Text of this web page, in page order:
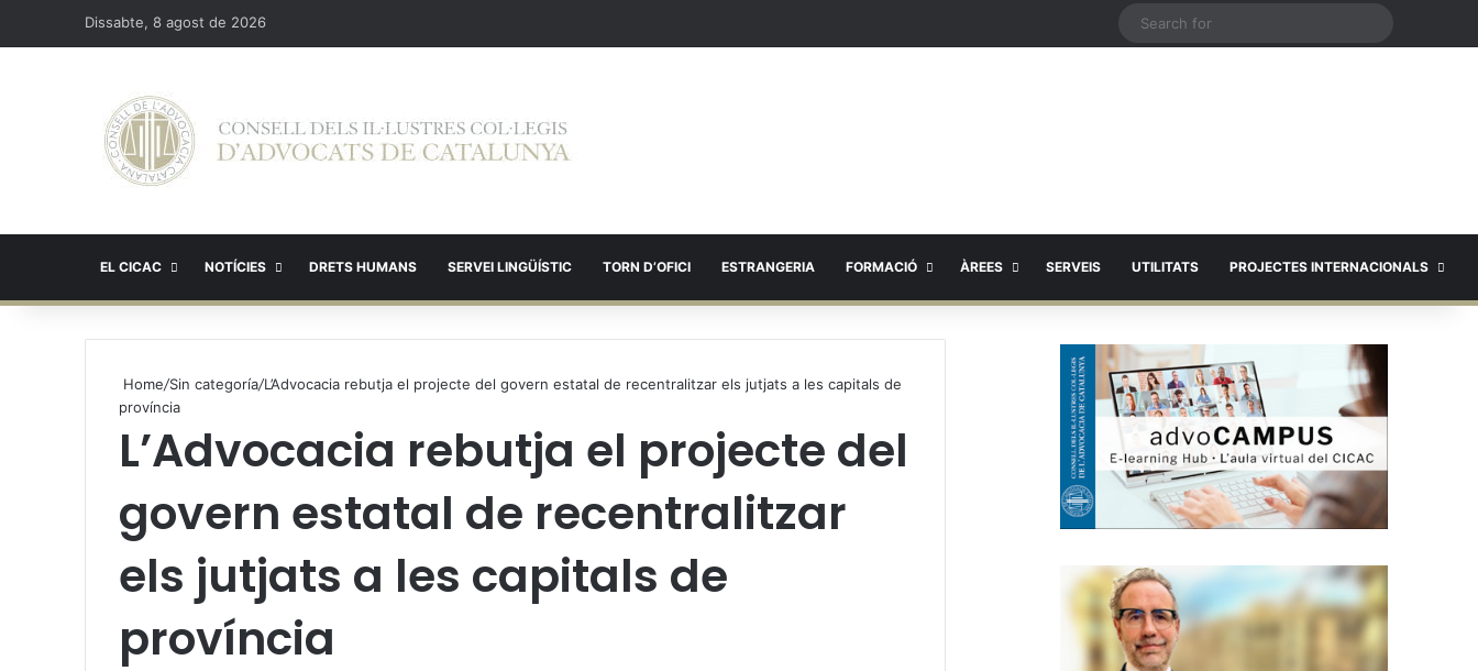
Dissabte, 8 agost de 2026
EL CICAC NOTÍCIES DRETS HUMANS SERVEI LINGÜÍSTIC TORN D’OFICI ESTRANGERIA FORMACIÓ ÀREES SERVEIS UTILITATS PROJECTES INTERNACIONALS
Home/Sin categoría/L’Advocacia rebutja el projecte del govern estatal de recentralitzar els jutjats a les capitals de
província
L’Advocacia rebutja el projecte del
govern estatal de recentralitzar
els jutjats a les capitals de
província